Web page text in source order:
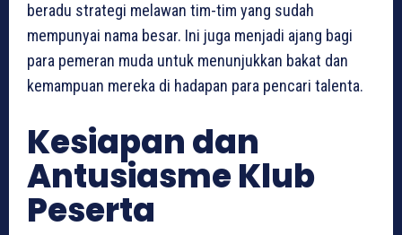
beradu strategi melawan tim-tim yang sudah
mempunyai nama besar. Ini juga menjadi ajang bagi
para pemeran muda untuk menunjukkan bakat dan
kemampuan mereka di hadapan para pencari talenta.
Kesiapan dan
Antusiasme Klub
Peserta